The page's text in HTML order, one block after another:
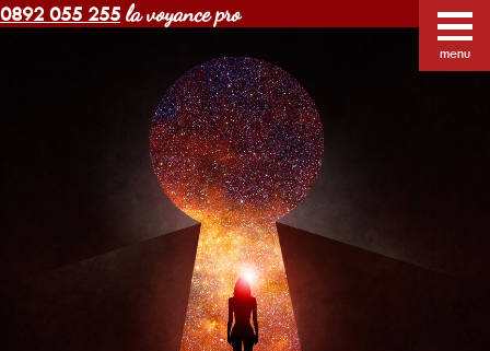
menu
0892 055 255 la voyance pro
Blog